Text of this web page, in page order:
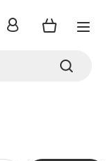
inloggen